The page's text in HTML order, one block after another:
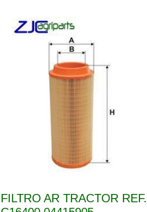
FILTRO AR TRACTOR REF.